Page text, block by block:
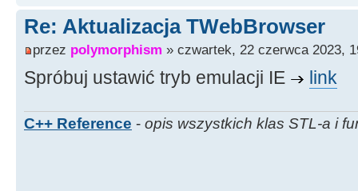
Re: Aktualizacja TWebBrowser
przez polymorphism » czwartek, 22 czerwca 2023,
Spróbuj ustawić tryb emulacji IE link
C++ Reference - opis wszystkich klas STL-a i